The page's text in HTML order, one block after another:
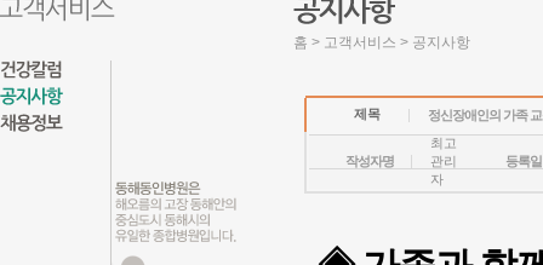
홈 > 고객서비스 > 공지사항
제목 정신장애인의 가족
작성자명
최고
관리
자
등록일